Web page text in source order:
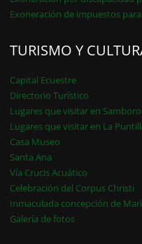
Exoneración de impuestos
TURISMO Y
Capital Ecuestre
Directorio Turístico
Lugares que visitar en
Lugares que visitar en La
Casa Museo
Santa Ana
Vía Crucis Acuático
Celebración del Corpus Christi
Inmaculada concepción de
Galería de fotos